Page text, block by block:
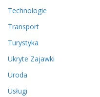
Technologie
Transport
Turystyka
Ukryte Zajawki
Uroda
Usługi